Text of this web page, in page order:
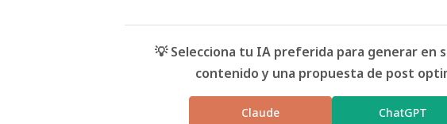
💡 Selecciona tu IA preferida para generar en
contenido y una propuesta de post
Claude ChatGPT